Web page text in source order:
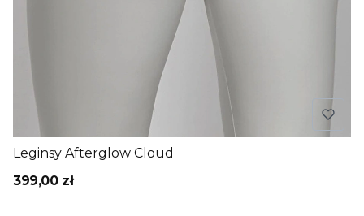
Leginsy Afterglow Cloud
399,00 zł